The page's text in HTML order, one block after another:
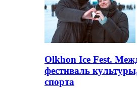
Olkhon Ice Fest.
фестиваль
спорта